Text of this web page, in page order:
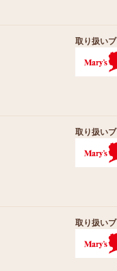
取り扱い
取り扱い
取り扱い